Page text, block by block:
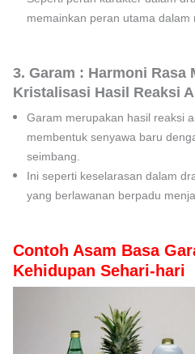
memainkan peran utama dalam
3. Garam : Harmoni Rasa
Kristalisasi Hasil Reaksi
Garam merupakan hasil reaksi
membentuk senyawa baru
seimbang.
Ini seperti keselarasan dalam
yang berlawanan berpadu
Contoh Asam Basa
Kehidupan Sehari-hari